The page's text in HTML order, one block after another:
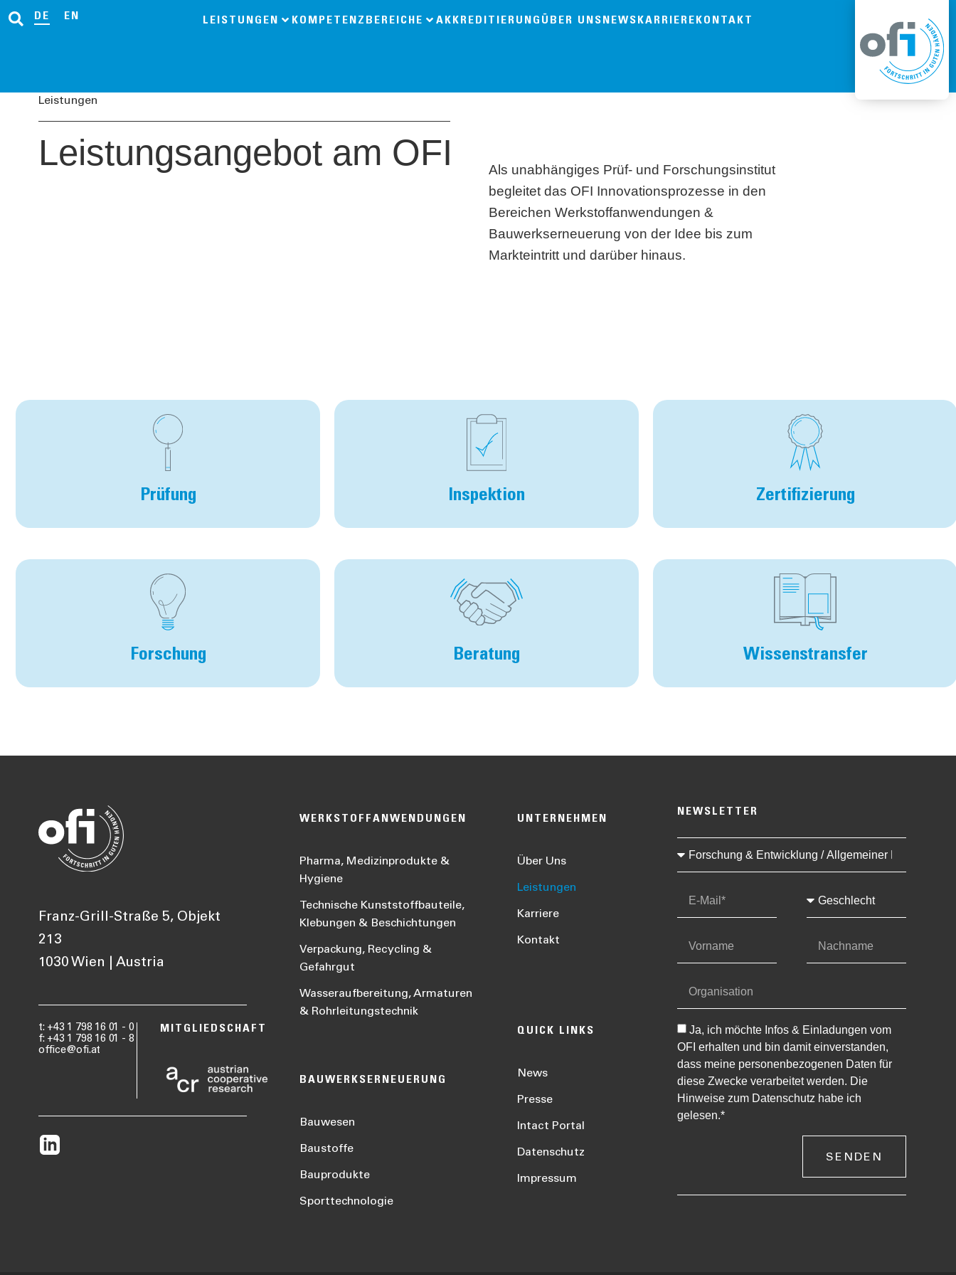
DE EN LEISTUNGEN KOMPETENZBEREICHE AKKREDITIERUNG ÜBER UNS NEWS KARRIERE KONTAKT
Leistungen
Leistungsangebot am OFI
Als unabhängiges Prüf- und Forschungsinstitut
begleitet das OFI Innovationsprozesse in den
Bereichen Werkstoffanwendungen &
Bauwerkserneuerung von der Idee bis zum
Markteintritt und darüber hinaus.
Prüfung Inspektion Zertifizierung
Forschung Beratung Wissenstransfer
Franz-Grill-Straße 5, Objekt
213
1030 Wien | Austria
t: +43 1 798 16 01 - 0
f: +43 1 798 16 01 - 8
office@ofi.at
MITGLIEDSCHAFT
WERKSTOFFANWENDUNGEN
Pharma, Medizinprodukte &
Hygiene
Technische Kunststoffbauteile,
Klebungen & Beschichtungen
Verpackung, Recycling &
Gefahrgut
Wasseraufbereitung, Armaturen
& Rohrleitungstechnik
BAUWERKSERNEUERUNG
Bauwesen
Baustoffe
Bauprodukte
Sporttechnologie
UNTERNEHMEN
Über Uns
Leistungen
Karriere
Kontakt
QUICK LINKS
News
Presse
Intact Portal
Datenschutz
Impressum
NEWSLETTER
Ja, ich möchte Infos & Einladungen vom
OFI erhalten und bin damit einverstanden,
dass meine personenbezogenen Daten für
diese Zwecke verarbeitet werden. Die
Hinweise zum Datenschutz habe ich
gelesen.*
SENDEN